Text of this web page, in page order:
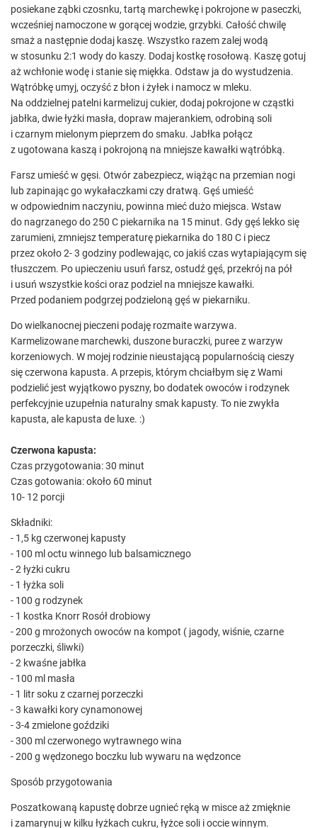
posiekane ząbki czosnku, tartą marchewkę i pokrojone w paseczki,
wcześniej namoczone w gorącej wodzie, grzybki. Całość chwilę
smaż a następnie dodaj kaszę. Wszystko razem zalej wodą
w stosunku 2:1 wody do kaszy. Dodaj kostkę rosołową. Kaszę gotuj
aż wchłonie wodę i stanie się miękka. Odstaw ja do wystudzenia.
Wątróbkę umyj, oczyść z błon i żyłek i namocz w mleku.
Na oddzielnej patelni karmelizuj cukier, dodaj pokrojone w cząstki
jabłka, dwie łyżki masła, dopraw majerankiem, odrobiną soli
i czarnym mielonym pieprzem do smaku. Jabłka połącz
z ugotowana kaszą i pokrojoną na mniejsze kawałki wątróbką.
Farsz umieść w gęsi. Otwór zabezpiecz, wiążąc na przemian nogi
lub zapinając go wykałaczkami czy dratwą. Gęś umieść
w odpowiednim naczyniu, powinna mieć dużo miejsca. Wstaw
do nagrzanego do 250 C piekarnika na 15 minut. Gdy gęś lekko się
zarumieni, zmniejsz temperaturę piekarnika do 180 C i piecz
przez około 2- 3 godziny podlewając, co jakiś czas wytapiającym się
tłuszczem. Po upieczeniu usuń farsz, ostudź gęś, przekrój na pół
i usuń wszystkie kości oraz podziel na mniejsze kawałki.
Przed podaniem podgrzej podzieloną gęś w piekarniku.
Do wielkanocnej pieczeni podaję rozmaite warzywa.
Karmelizowane marchewki, duszone buraczki, puree z warzyw
korzeniowych. W mojej rodzinie nieustającą popularnością cieszy
się czerwona kapusta. A przepis, którym chciałbym się z Wami
podzielić jest wyjątkowo pyszny, bo dodatek owoców i rodzynek
perfekcyjnie uzupełnia naturalny smak kapusty. To nie zwykła
kapusta, ale kapusta de luxe. :)
Czerwona kapusta:
Czas przygotowania: 30 minut
Czas gotowania: około 60 minut
10- 12 porcji
Składniki:
- 1,5 kg czerwonej kapusty
- 100 ml octu winnego lub balsamicznego
- 2 łyżki cukru
- 1 łyżka soli
- 100 g rodzynek
- 1 kostka Knorr Rosół drobiowy
- 200 g mrożonych owoców na kompot ( jagody, wiśnie, czarne
porzeczki, śliwki)
- 2 kwaśne jabłka
- 100 ml masła
- 1 litr soku z czarnej porzeczki
- 3 kawałki kory cynamonowej
- 3-4 zmielone goździki
- 300 ml czerwonego wytrawnego wina
- 200 g wędzonego boczku lub wywaru na wędzonce
Sposób przygotowania
Poszatkowaną kapustę dobrze ugnieć ręką w misce aż zmięknie
i zamarynuj w kilku łyżkach cukru, łyżce soli i occie winnym.